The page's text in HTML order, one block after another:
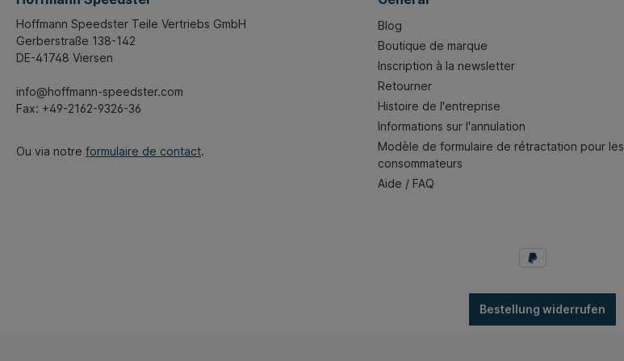
Hoffmann Speedster Teile Vertriebs GmbH
Gerberstraße 138-142
DE-41748 Viersen
info@hoffmann-speedster.com
Fax: +49-2162-9326-36
Ou via notre formulaire de contact.
Blog
Boutique de marque
Inscription à la newsletter
Retourner
Histoire de l'entreprise
Informations sur l'annulation
Modèle de formulaire de rétractation pour les
consommateurs
Aide / FAQ
Bestellung widerrufen